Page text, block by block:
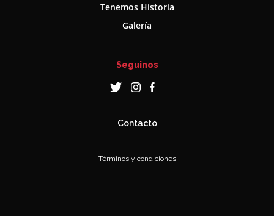
Tenemos Historia
Galería
Seguinos
Contacto
Términos y condiciones